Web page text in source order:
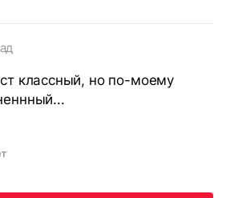
классный, но по-моему